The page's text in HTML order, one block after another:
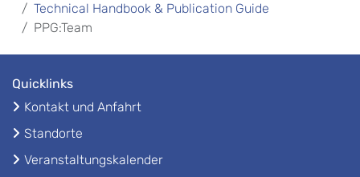
Technical Handbook & Publication Guide
PPG:Team
Quicklinks
Kontakt und Anfahrt
Standorte
Veranstaltungskalender